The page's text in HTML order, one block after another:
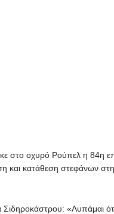
οχυρό Ρούπελ η 84η
και κατάθεση στεφάνων
«Λυπάμαι